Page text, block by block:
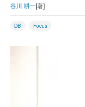
谷川 耕一[著]
DB Focus